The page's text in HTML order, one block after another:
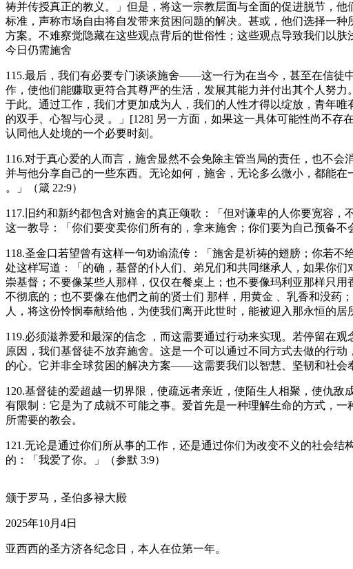
祷并传授真正的教义。」但是，将这一宗教层面与全面的促进脱节，
标准，声称市场自由将自发带来贫困问题的解决。甚或，他们选择一
方案。不难察觉隐藏在这些观点背后的世俗性；这些观点导致我们以
今日仍需施舍
115.最后，我们有必要专门谈谈施舍——这一行为在当今，甚至在信徒
作，使他们能赚取更符合其尊严的生活，发展其能力并付出其个人努
于此。通过工作，我们才更加成为人，我们的人性才得以绽放，青年
的双手、心智与心灵 。」[128] 另一方面，如果这一具体可能性尚不
认同他人处境的一个必要时刻。
116.对于真心爱的人而言，施舍显然不会免除主管当局的责任，也不
并与他分享自己的一些东西。无论如何，施舍，无论多么微小，都能
。」（箴 22:9）
117.旧约和新约都包含对施舍的真正颂歌：「但对谦卑的人你要宽容
这一教导：「你们要变卖你们所有的，拿来施舍；你们要为自己预备不
118.圣金口若望曾有这样一句劝谕流传：「施舍是祈祷的翅膀；你若不
处这样写道：「的确，基督的仆人们、弟兄们和共同继承人，如果你
崇基督；不要像某些人那样，仅仅在餐桌上；也不要像玛利亚那样只
不彻底的；也不要像在他們之前的贤士们 那样，用黄金 、乳香和没
人，将这份怜悯奉献给他，为使我们离开此世时，能被迎入那永恒的居
119.必须滋养爱和最深的信念 ，而这需要通过行动来实现。若停留在
原因，我们基督徒不放弃施舍。这是一个可以通过不同方式去做的行
的心。它并非全球贫困的解决方案——这需要我们以智慧、坚韧和社会
120.基督徒的爱超越一切界限，使疏远者亲近，使陌生人相聚，使仇
有限制：它是为了成就不可能之事。爱首先是一种理解生命的方式，
所需要的教会。
121.无论是通过你们所从事的工作，还是通过你们为改变不义的社会
的：「我爱了你。」（参默 3:9）
颁于罗马，圣伯多禄大殿
2025年10月4日
亚西西的圣方济各纪念日，本人在位第一年。